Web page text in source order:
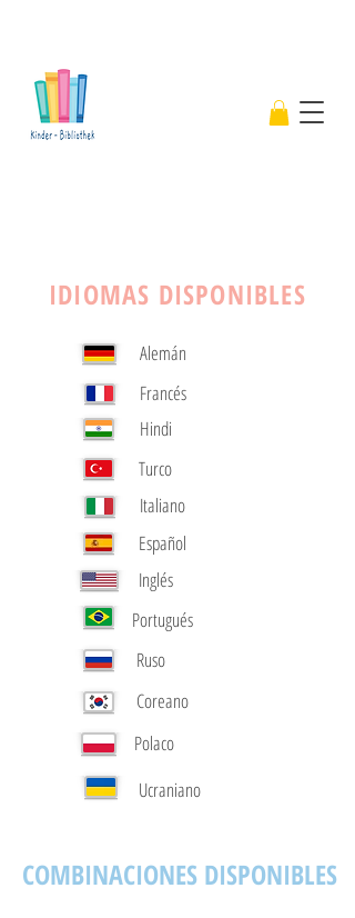
IDIOMAS DISPONIBLES
Alemán
Francés
Hindi
Turco
Italiano
Español
Inglés
Portugués
Ruso
Coreano
Polaco
Ucraniano
COMBINACIONES DISPONIBLES